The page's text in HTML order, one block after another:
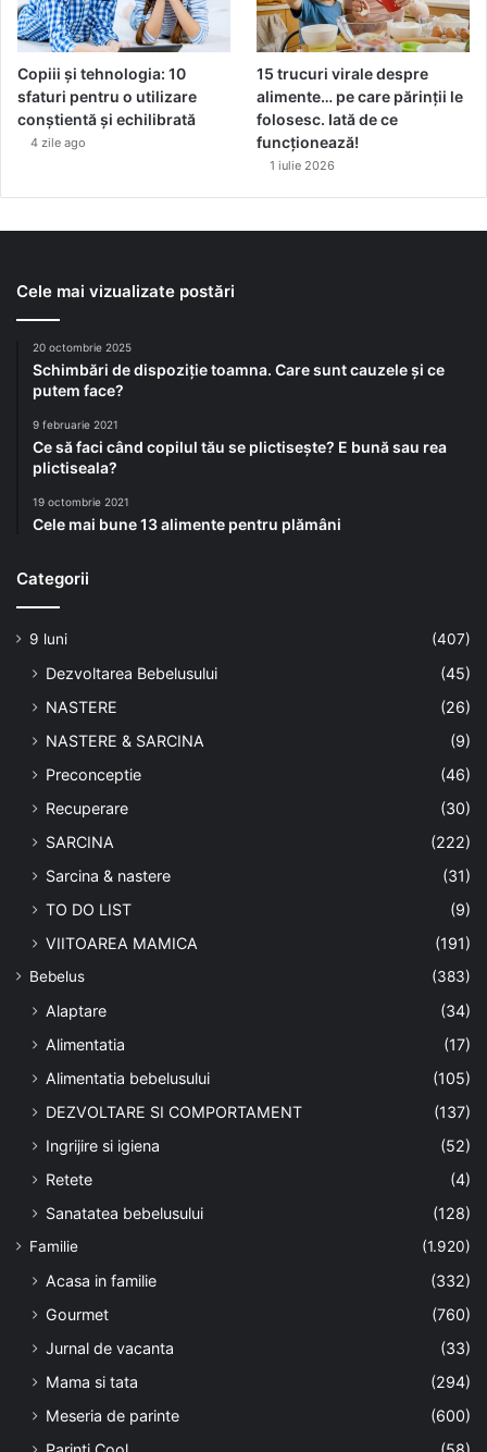
Copiii și tehnologia: 10
sfaturi pentru o utilizare
conștientă și echilibrată
4 zile ago
15 trucuri virale despre
alimente… pe care părinții le
folosesc. Iată de ce
funcționează!
1 iulie 2026
Cele mai vizualizate postări
20 octombrie 2025
Schimbări de dispoziție toamna. Care sunt cauzele și ce
putem face?
9 februarie 2021
Ce să faci când copilul tău se plictisește? E bună sau rea
plictiseala?
19 octombrie 2021
Cele mai bune 13 alimente pentru plămâni
Categorii
9 luni (407)
Dezvoltarea Bebelusului
(45)
NASTERE
(26)
NASTERE & SARCINA
(9)
Preconceptie
(46)
Recuperare
(30)
SARCINA
(222)
Sarcina & nastere
(31)
TO DO LIST
(9)
VIITOAREA MAMICA
(191)
Bebelus (383)
Alaptare
(34)
Alimentatia
(17)
Alimentatia bebelusului
(105)
DEZVOLTARE SI COMPORTAMENT
(137)
Ingrijire si igiena
(52)
Retete
(4)
Sanatatea bebelusului
(128)
Familie (1.920)
Acasa in familie
(332)
Gourmet
(760)
Jurnal de vacanta
(33)
Mama si tata
(294)
Meseria de parinte
(600)